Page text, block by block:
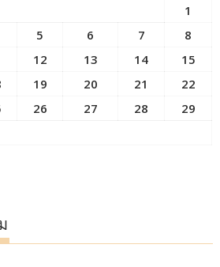
1
5 6 7
8
12 13 14
15
19 20 21
22
26 27 28
29